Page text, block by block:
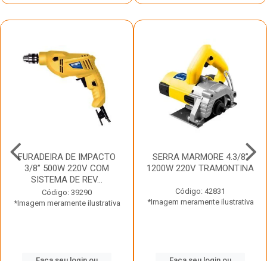
FURADEIRA DE IMPACTO
3/8” 500W 220V COM
SISTEMA DE REV...
Código: 39290
*Imagem meramente ilustrativa
SERRA MARMORE 4.3/8”
1200W 220V TRAMONTINA
Código: 42831
*Imagem meramente ilustrativa